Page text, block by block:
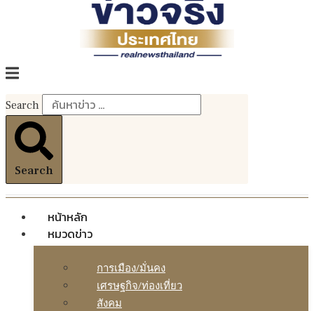
Search
Search
หน้าหลัก
หมวดข่าว
การเมือง/มั่นคง
เศรษฐกิจ/ท่องเที่ยว
สังคม